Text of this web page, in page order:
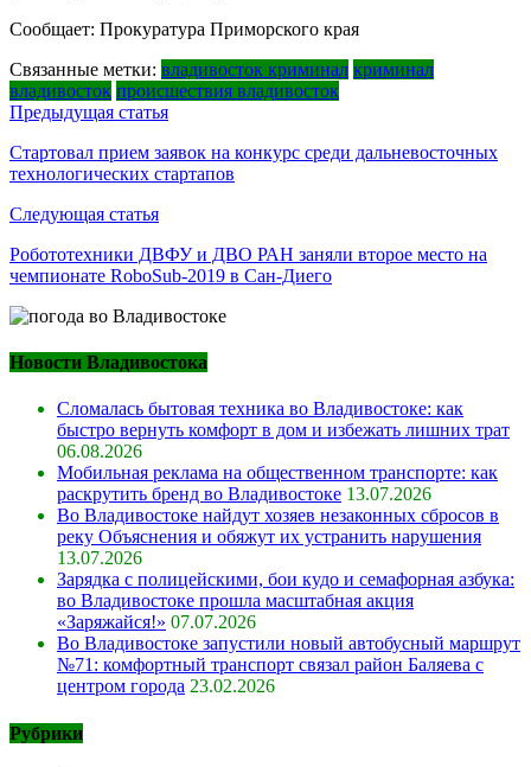
Сообщает: Прокуратура Приморского края
Связанные метки: владивосток криминал криминал
владивосток происшествия владивосток
Навигация
по
записям
Предыдущая статья
Стартовал прием заявок на конкурс среди дальневосточных
технологических стартапов
Следующая статья
Робототехники ДВФУ и ДВО РАН заняли второе место на
чемпионате RoboSub-2019 в Сан-Диего
Новости Владивостока
Сломалась бытовая техника во Владивостоке: как
быстро вернуть комфорт в дом и избежать лишних трат
06.08.2026
Мобильная реклама на общественном транспорте: как
раскрутить бренд во Владивостоке 13.07.2026
Во Владивостоке найдут хозяев незаконных сбросов в
реку Объяснения и обяжут их устранить нарушения
13.07.2026
Зарядка с полицейскими, бои кудо и семафорная азбука:
во Владивостоке прошла масштабная акция
«Заряжайся!» 07.07.2026
Во Владивостоке запустили новый автобусный маршрут
№71: комфортный транспорт связал район Баляева с
центром города 23.02.2026
Рубрики